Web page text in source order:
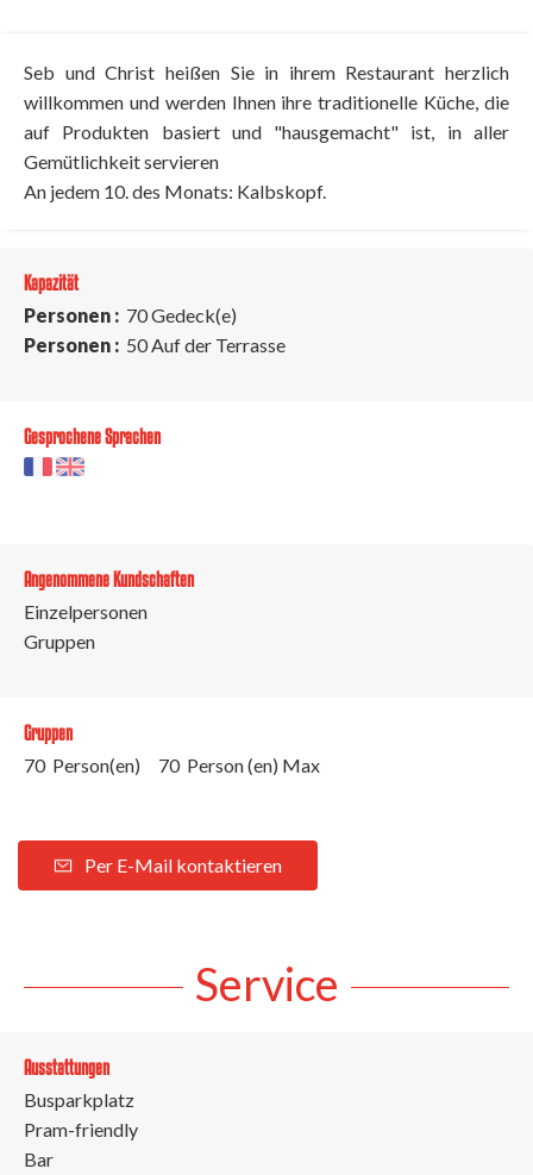
Seb und Christ heißen Sie in ihrem Restaurant herzlich
willkommen und werden Ihnen ihre traditionelle Küche, die
auf Produkten basiert und "hausgemacht" ist, in aller
Gemütlichkeit servieren
An jedem 10. des Monats: Kalbskopf.
Kapazität
Personen : 70 Gedeck(e)
Personen : 50 Auf der Terrasse
Gesprochene Sprachen
Angenommene Kundschaften
Einzelpersonen
Gruppen
Gruppen
70 Person(en)
70 Person (en) Max
Per E-Mail kontaktieren
Service
Ausstattungen
Busparkplatz
Pram-friendly
Bar